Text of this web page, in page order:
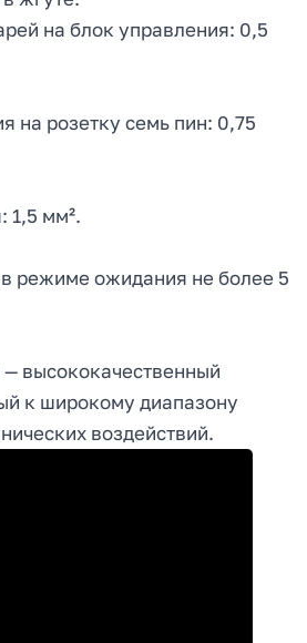
на блок управления: 0,5
на розетку семь пин: 0,75
1,5 мм².
режиме ожидания не более 5
высококачественный
к широкому диапазону
воздействий.